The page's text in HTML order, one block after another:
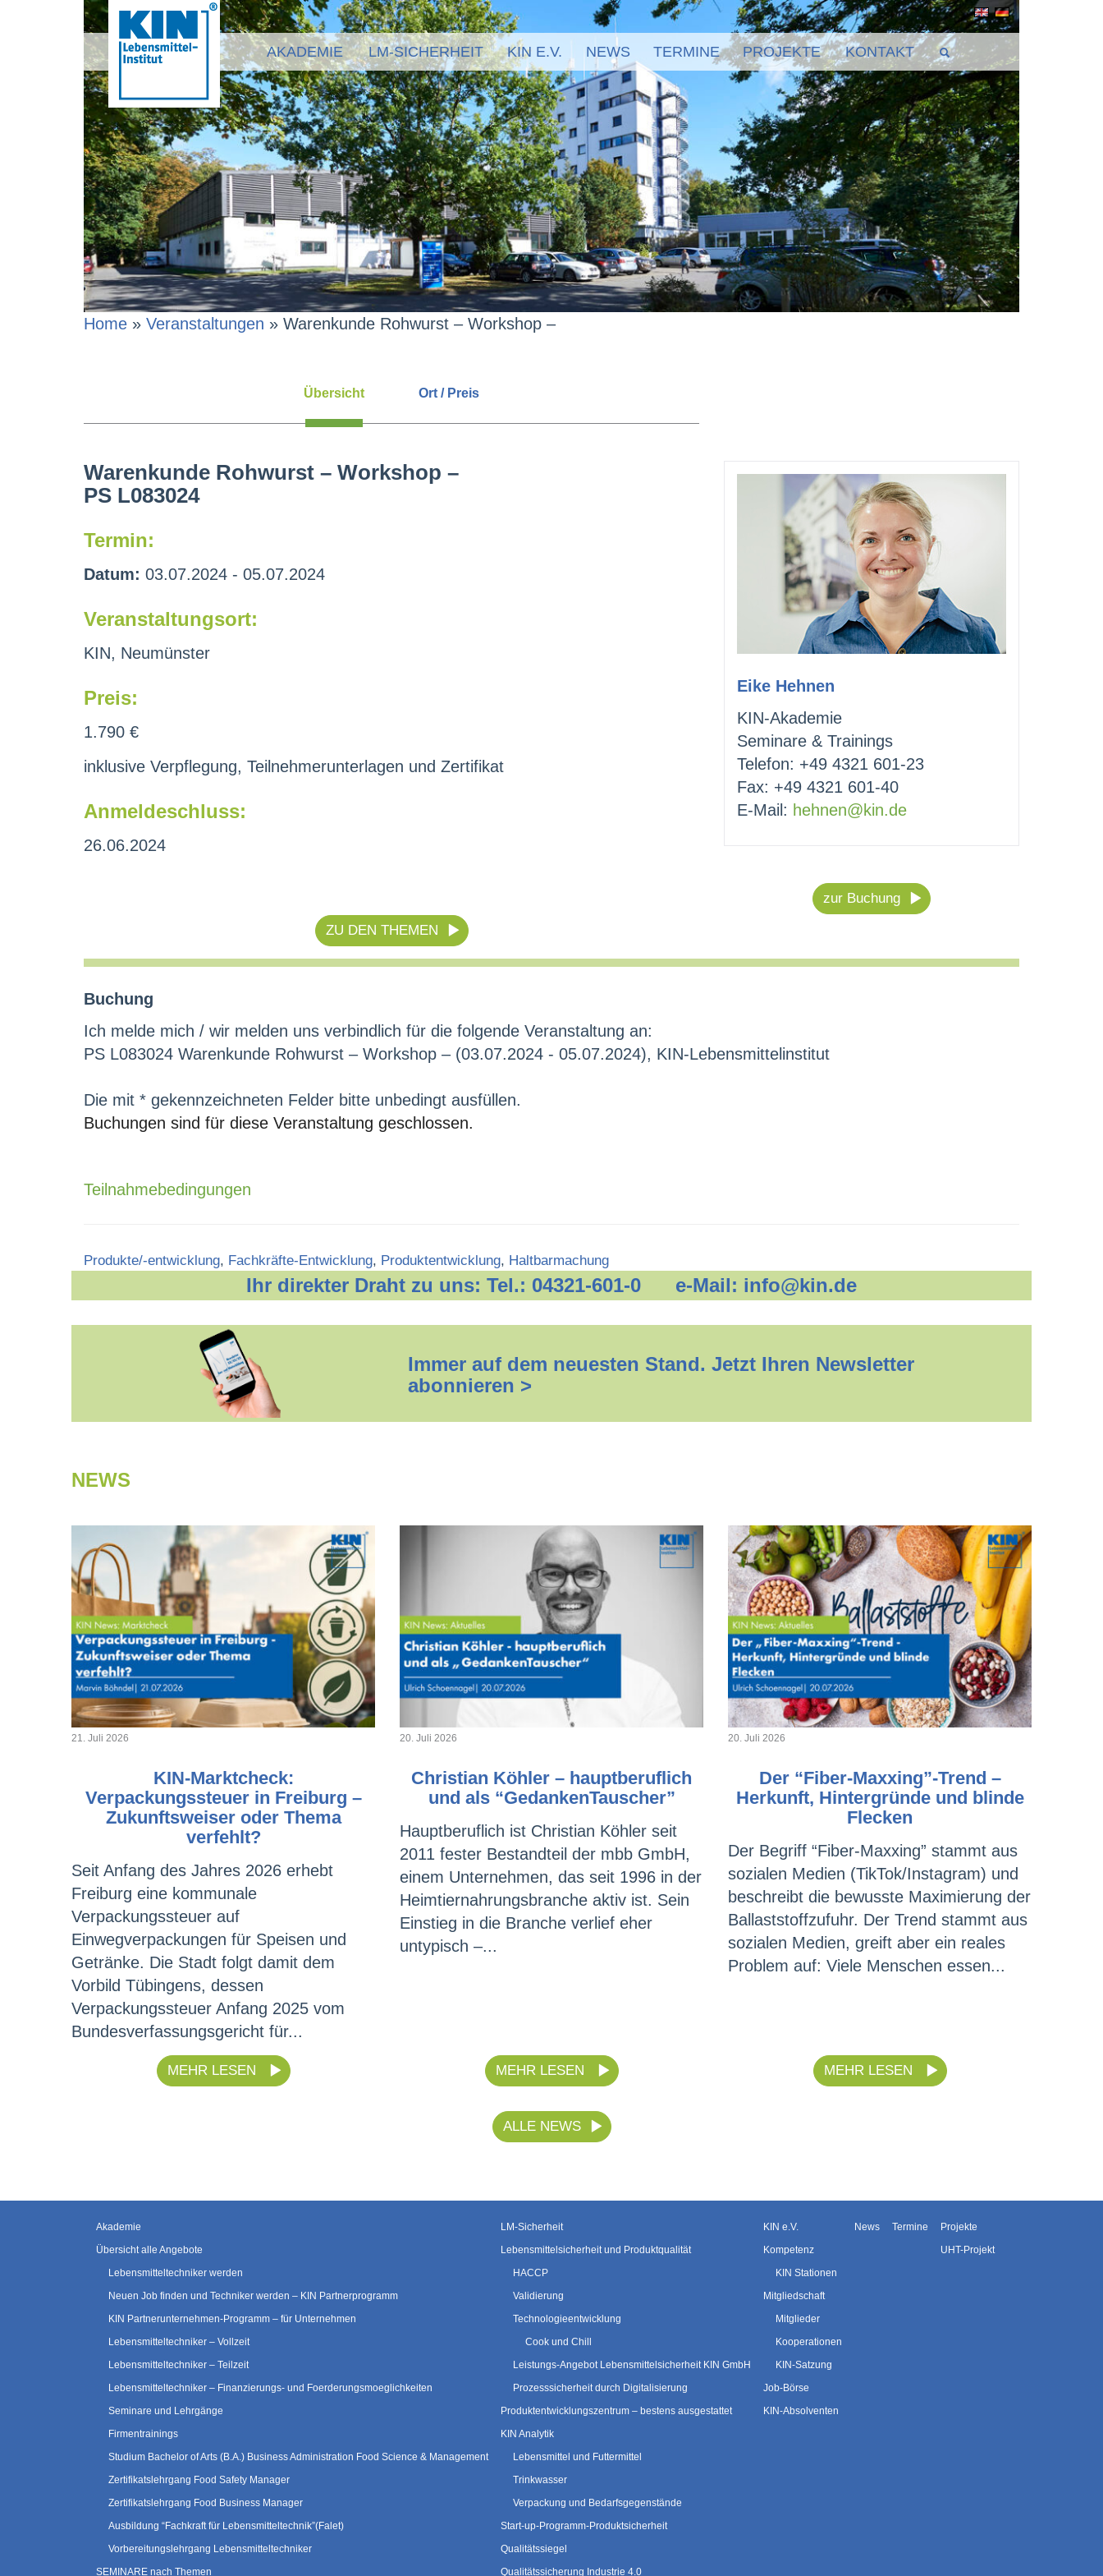
AKADEMIE LM-SICHERHEIT KIN E.V. NEWS TERMINE PROJEKTE KONTAKT
Home » Veranstaltungen » Warenkunde Rohwurst – Workshop –
Übersicht Ort / Preis
Warenkunde Rohwurst – Workshop –
PS L083024
Termin:
Datum: 03.07.2024 - 05.07.2024
Veranstaltungsort:
KIN, Neumünster
Preis:
1.790 €
inklusive Verpflegung, Teilnehmerunterlagen und Zertifikat
Anmeldeschluss:
26.06.2024
ZU DEN THEMEN
Eike Hehnen
KIN-Akademie
Seminare & Trainings
Telefon: +49 4321 601-23
Fax: +49 4321 601-40
E-Mail: hehnen@kin.de
zur Buchung
Buchung
Ich melde mich / wir melden uns verbindlich für die folgende Veranstaltung an:
PS L083024 Warenkunde Rohwurst – Workshop – (03.07.2024 - 05.07.2024), KIN-Lebensmittelinstitut
Die mit * gekennzeichneten Felder bitte unbedingt ausfüllen.
Buchungen sind für diese Veranstaltung geschlossen.
Teilnahmebedingungen
Categories
Produkte/-entwicklung, Fachkräfte-Entwicklung, Produktentwicklung, Haltbarmachung
Ihr direkter Draht zu uns: Tel.: 04321-601-0 e-Mail: info@kin.de
Immer auf dem neuesten Stand. Jetzt Ihren Newsletter
abonnieren >
NEWS
21. Juli 2026
KIN-Marktcheck:
Verpackungssteuer in Freiburg –
Zukunftsweiser oder Thema
verfehlt?
Seit Anfang des Jahres 2026 erhebt
Freiburg eine kommunale
Verpackungssteuer auf
Einwegverpackungen für Speisen und
Getränke. Die Stadt folgt damit dem
Vorbild Tübingens, dessen
Verpackungssteuer Anfang 2025 vom
Bundesverfassungsgericht für...
MEHR LESEN
20. Juli 2026
Christian Köhler – hauptberuflich
und als “GedankenTauscher”
Hauptberuflich ist Christian Köhler seit
2011 fester Bestandteil der mbb GmbH,
einem Unternehmen, das seit 1996 in der
Heimtiernahrungsbranche aktiv ist. Sein
Einstieg in die Branche verlief eher
untypisch –...
MEHR LESEN
20. Juli 2026
Der “Fiber-Maxxing”-Trend –
Herkunft, Hintergründe und blinde
Flecken
Der Begriff “Fiber-Maxxing” stammt aus
sozialen Medien (TikTok/Instagram) und
beschreibt die bewusste Maximierung der
Ballaststoffzufuhr. Der Trend stammt aus
sozialen Medien, greift aber ein reales
Problem auf: Viele Menschen essen...
MEHR LESEN
ALLE NEWS
Akademie
Übersicht alle Angebote
Lebensmitteltechniker werden
Neuen Job finden und Techniker werden – KIN Partnerprogramm
KIN Partnerunternehmen-Programm – für Unternehmen
Lebensmitteltechniker – Vollzeit
Lebensmitteltechniker – Teilzeit
Lebensmitteltechniker – Finanzierungs- und Foerderungsmoeglichkeiten
Seminare und Lehrgänge
Firmentrainings
Studium Bachelor of Arts (B.A.) Business Administration Food Science & Management
Zertifikatslehrgang Food Safety Manager
Zertifikatslehrgang Food Business Manager
Ausbildung “Fachkraft für Lebensmitteltechnik”(Falet)
Vorbereitungslehrgang Lebensmitteltechniker
SEMINARE nach Themen
LM-Sicherheit
Lebensmittelsicherheit und Produktqualität
HACCP
Validierung
Technologieentwicklung
Cook und Chill
Leistungs-Angebot Lebensmittelsicherheit KIN GmbH
Prozesssicherheit durch Digitalisierung
Produktentwicklungszentrum – bestens ausgestattet
KIN Analytik
Lebensmittel und Futtermittel
Trinkwasser
Verpackung und Bedarfsgegenstände
Start-up-Programm-Produktsicherheit
Qualitätssiegel
Qualitätssicherung Industrie 4.0
KIN e.V.
Kompetenz
KIN Stationen
Mitgliedschaft
Mitglieder
Kooperationen
KIN-Satzung
Job-Börse
KIN-Absolventen
News Termine
Projekte
UHT-Projekt